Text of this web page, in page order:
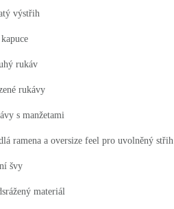
výstřih
rukáv
rukávy
s manžetami
ramena a oversize feel pro uvolněný střih
švy
materiál